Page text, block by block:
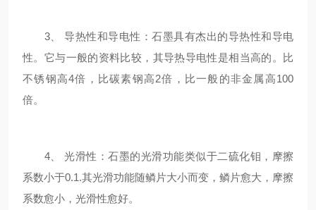
3、 导热性和导电性：石墨具有杰出的导热性和导电
性。它与一般的资料比较，其导热导电性是相当高的。比
不锈钢高4倍，比碳素钢高2倍，比一般的非金属高100
倍。
4、 光滑性：石墨的光滑功能类似于二硫化钼，摩擦
系数小于0.1.其光滑功能随鳞片大小而变，鳞片愈大，摩擦
系数愈小，光滑性愈好。